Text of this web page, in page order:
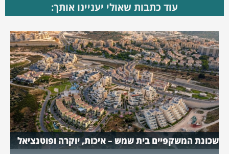
עוד כתבות שאולי יעניינו אותך:
שכונת המשקפיים בית שמש – איכות, יוקרה ופוטנציאל